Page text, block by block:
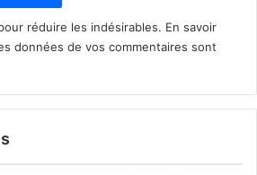
réduire les indésirables. En savoir
données de vos commentaires sont